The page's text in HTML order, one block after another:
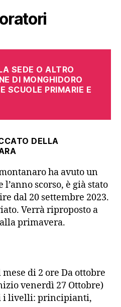
SEDE O ALTRO
DI MONGHIDORO
SCUOLE PRIMARIE E
DELLA
ha avuto un
l’anno scorso, è già stato
dal 20 settembre 2023.
Verrà riproposto a
primavera.
di 2 ore Da ottobre
venerdì 27 Ottobre)
i livelli: principianti,